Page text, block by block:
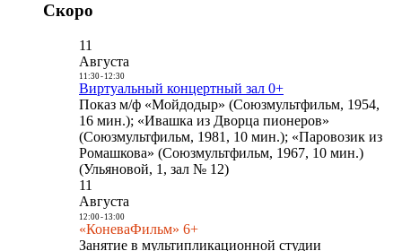
Скоро
11
Августа
11:30- 12:30
Виртуальный концертный зал 0+
Показ м/ф «Мойдодыр» (Союзмультфильм, 1954,
16 мин.); «Ивашка из Дворца пионеров»
(Союзмультфильм, 1981, 10 мин.); «Паровозик из
Ромашкова» (Союзмультфильм, 1967, 10 мин.)
(Ульяновой, 1, зал № 12)
11
Августа
12:00- 13:00
«КоневаФильм» 6+
Занятие в мультипликационной студии